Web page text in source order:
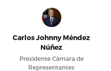
Carlos Johnny Méndez
Núñez
Presidente Cámara de
Representantes